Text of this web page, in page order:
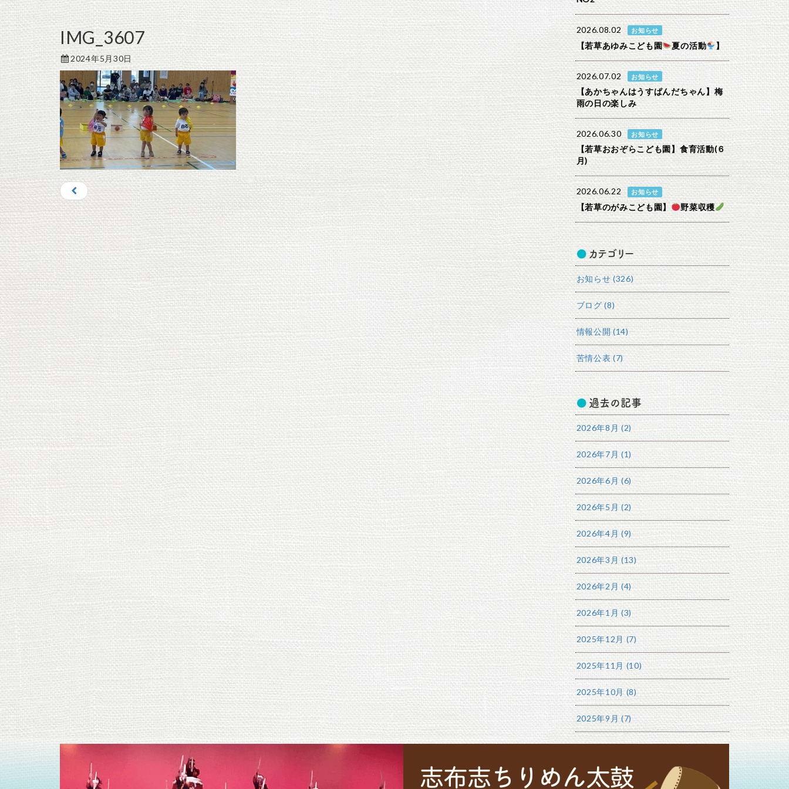
IMG_3607
2024年5月30日
2026.08.02 お知らせ
【若草あゆみこども園 夏の活動 】
2026.07.02 お知らせ
【あかちゃんはうすぱんだちゃん】梅
雨の日の楽しみ
2026.06.30 お知らせ
【若草おおぞらこども園】食育活動(６
月)
2026.06.22 お知らせ
【若草のがみこども園】 野菜収穫
カテゴリー
お知らせ (326)
ブログ (8)
情報公開 (14)
苦情公表 (7)
過去の記事
2026年8月 (2)
2026年7月 (1)
2026年6月 (6)
2026年5月 (2)
2026年4月 (9)
2026年3月 (13)
2026年2月 (4)
2026年1月 (3)
2025年12月 (7)
2025年11月 (10)
2025年10月 (8)
2025年9月 (7)